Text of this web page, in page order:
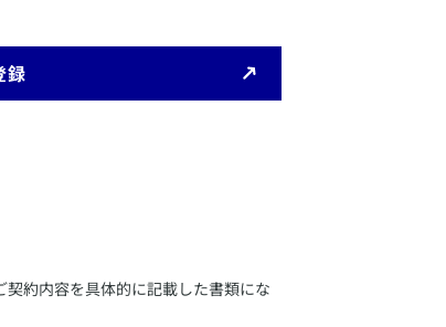
録
約内容を具体的に記載した書類にな